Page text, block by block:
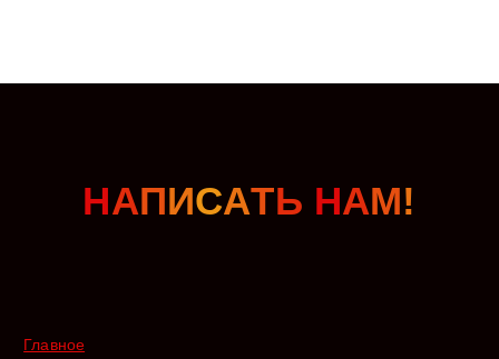
НАПИСАТЬ НАМ!
Главное